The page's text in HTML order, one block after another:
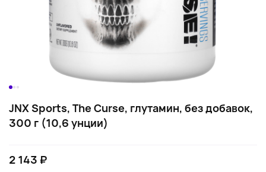
JNX Sports, The Curse, глутамин, без добавок,
300 г (10,6 унции)
2 143 ₽